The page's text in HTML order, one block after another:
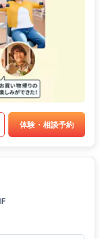
体験・相談予約